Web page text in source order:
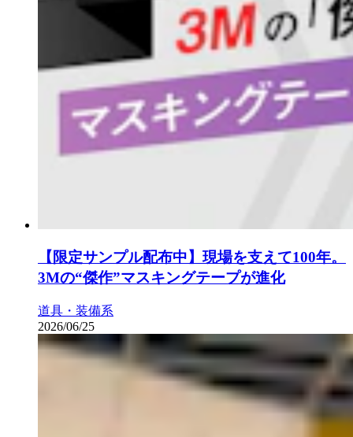
【限定サンプル配布中】現場を支えて100年。
3Mの“傑作”マスキングテープが進化
道具・装備系
2026/06/25